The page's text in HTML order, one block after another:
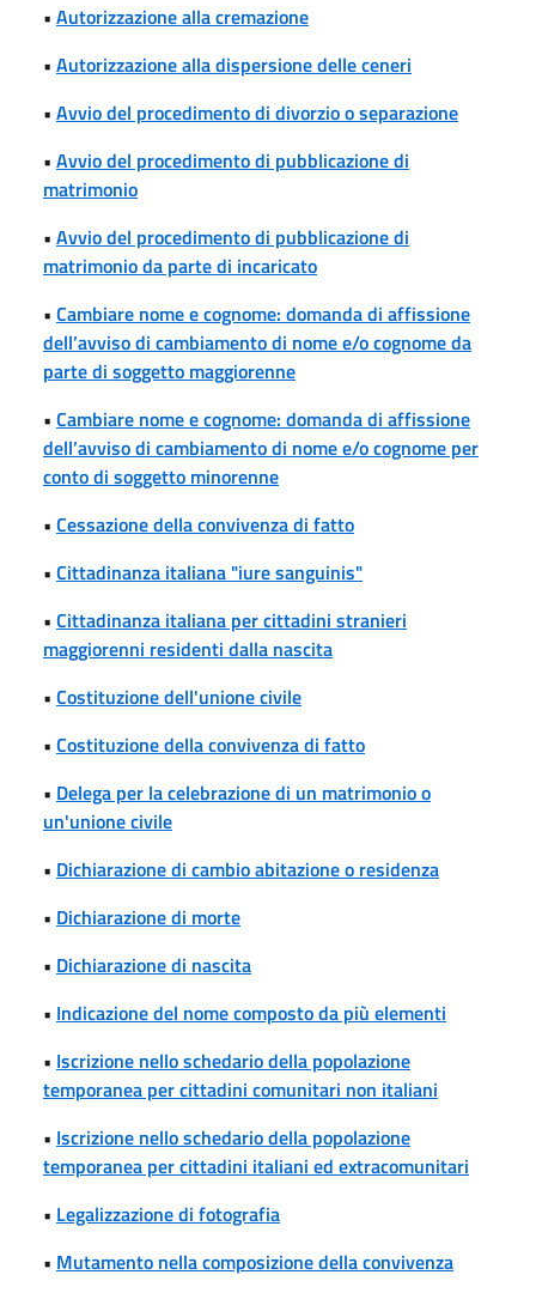
• Autorizzazione alla cremazione
• Autorizzazione alla dispersione delle ceneri
• Avvio del procedimento di divorzio o separazione
• Avvio del procedimento di pubblicazione di
matrimonio
• Avvio del procedimento di pubblicazione di
matrimonio da parte di incaricato
• Cambiare nome e cognome: domanda di affissione
dell’avviso di cambiamento di nome e/o cognome da
parte di soggetto maggiorenne
• Cambiare nome e cognome: domanda di affissione
dell’avviso di cambiamento di nome e/o cognome per
conto di soggetto minorenne
• Cessazione della convivenza di fatto
• Cittadinanza italiana "iure sanguinis"
• Cittadinanza italiana per cittadini stranieri
maggiorenni residenti dalla nascita
• Costituzione dell'unione civile
• Costituzione della convivenza di fatto
• Delega per la celebrazione di un matrimonio o
un'unione civile
• Dichiarazione di cambio abitazione o residenza
• Dichiarazione di morte
• Dichiarazione di nascita
• Indicazione del nome composto da più elementi
• Iscrizione nello schedario della popolazione
temporanea per cittadini comunitari non italiani
• Iscrizione nello schedario della popolazione
temporanea per cittadini italiani ed extracomunitari
• Legalizzazione di fotografia
• Mutamento nella composizione della convivenza